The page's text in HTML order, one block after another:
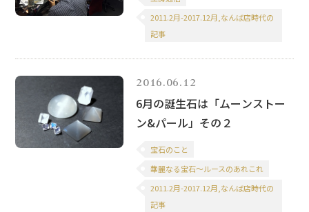
2011.2月-2017.12月,なんば店時代の
記事
2016.06.12
6月の誕生石は「ムーンストー
ン&パール」その２
宝石のこと
華麗なる宝石～ルースのあれこれ
2011.2月-2017.12月,なんば店時代の
記事